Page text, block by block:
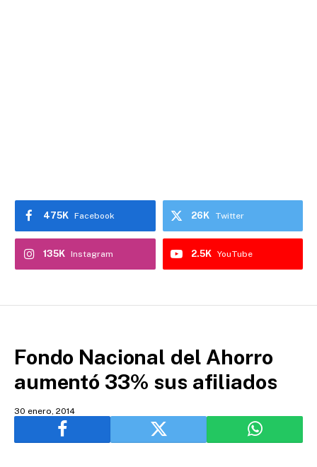
Facebook
475K Twitter
26K
Instagram
135K YouTube
2.5K
Fondo Nacional del Ahorro
aumentó 33% sus afiliados
30 enero, 2014